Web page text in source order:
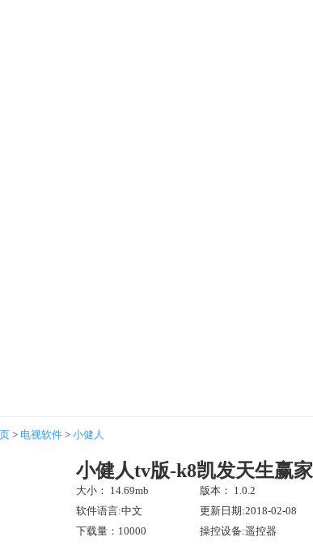
> 电视软件 > 小健人
小健人tv版-k8凯发天生赢家
大小： 14.69mb
版本： 1.0.2
软件语言:中文
更新日期:2018-02-08
下载量：10000
操控设备:遥控器